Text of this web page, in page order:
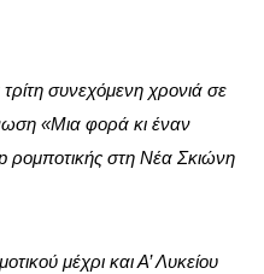
συνεχόμενη χρονιά σε
«Μια φορά κι έναν
ρομποτικής στη Νέα Σκιώνη
μέχρι και Α’ Λυκείου